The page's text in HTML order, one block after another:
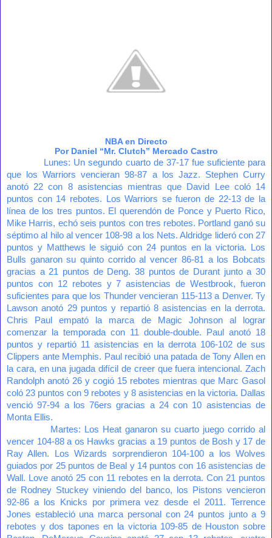
NBA en Directo
Por Daniel “Mr. Clutch” Mercado Castro
Lunes: Un segundo cuarto de 37-17 fue suficiente para
que los Warriors vencieran 98-87 a los Jazz. Stephen Curry
anotó 22 con 8 asistencias mientras que David Lee coló 14
puntos con 14 rebotes. Los Warriors se fueron de 22-13 de la
línea de los tres puntos. El querendón de Ponce y Puerto Rico,
Mike Harris, echó seis puntos con tres rebotes. Portland ganó su
séptimo al hilo al vencer 108-98 a los Nets. Aldridge lideró con 27
puntos y Matthews le siguió con 24 puntos en la victoria. Los
Bulls ganaron su quinto corrido al vencer 86-81 a los Bobcats
gracias a 21 puntos de Deng. 38 puntos de Durant junto a 30
puntos con 12 rebotes y 7 asistencias de Westbrook, fueron
suficientes para que los Thunder vencieran 115-113 a Denver. Ty
Lawson anotó 29 puntos y repartió 8 asistencias en la derrota.
Chris Paul empató la marca de Magic Johnson al lograr
comenzar la temporada con 11 double-double. Paul anotó 18
puntos y repartió 11 asistencias en la derrota 106-102 de sus
Clippers ante Memphis. Paul recibió una patada de Tony Allen en
la cara, en una jugada difícil de creer que fuera intencional. Zach
Randolph anotó 26 y cogió 15 rebotes mientras que Marc Gasol
coló 23 puntos con 9 rebotes y 8 asistencias en la victoria. Dallas
venció 97-94 a los 76ers gracias a 24 con 10 asistencias de
Monta Ellis.
Martes: Los Heat ganaron su cuarto juego corrido al
vencer 104-88 a os Hawks gracias a 19 puntos de Bosh y 17 de
Ray Allen. Los Wizards sorprendieron 104-100 a los Wolves
guiados por 25 puntos de Beal y 14 puntos con 16 asistencias de
Wall. Love anotó 25 con 11 rebotes en la derrota. Con 21 puntos
de Rodney Stuckey viniendo del banco, los Pistons vencieron
92-86 a los Knicks por primera vez desde el 2011. Terrence
Jones estableció una marca personal con 24 puntos junto a 9
rebotes y dos tapones en la victoria 109-85 de Houston sobre